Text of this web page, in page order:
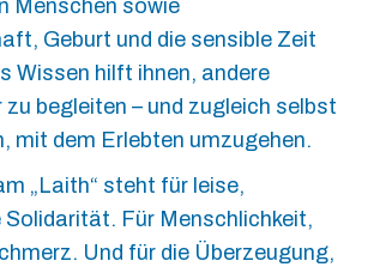
Menschen sowie
Geburt und die sensible Zeit
Wissen hilft ihnen, andere
begleiten – und zugleich selbst
mit dem Erlebten umzugehen.
„Laith“ steht für leise,
Für Menschlichkeit,
Und für die Überzeugung,